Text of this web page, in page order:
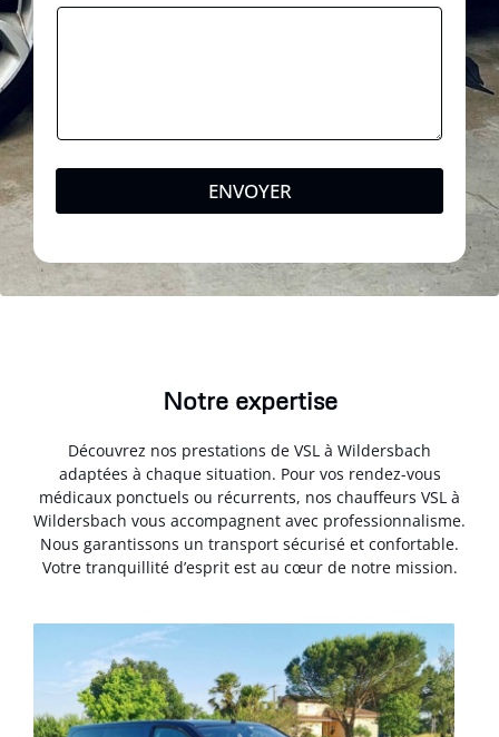
ENVOYER
Notre expertise
Découvrez nos prestations de VSL à Wildersbach
adaptées à chaque situation. Pour vos rendez-vous
médicaux ponctuels ou récurrents, nos chauffeurs VSL à
Wildersbach vous accompagnent avec professionnalisme.
Nous garantissons un transport sécurisé et confortable.
Votre tranquillité d’esprit est au cœur de notre mission.